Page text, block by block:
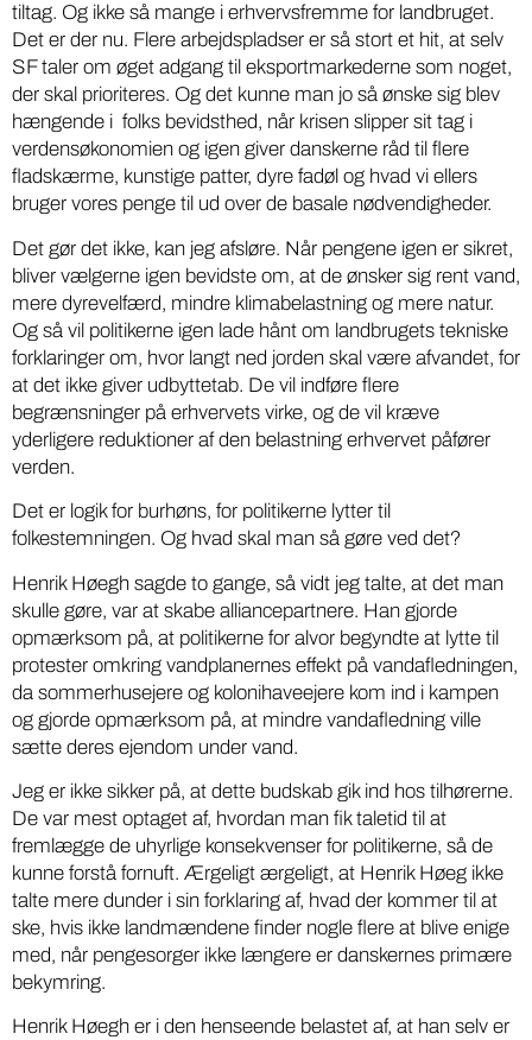
tiltag. Og ikke så mange i erhvervsfremme for landbruget.
Det er der nu. Flere arbejdspladser er så stort et hit, at selv
SF taler om øget adgang til eksportmarkederne som noget,
der skal prioriteres. Og det kunne man jo så ønske sig blev
hængende i folks bevidsthed, når krisen slipper sit tag i
verdensøkonomien og igen giver danskerne råd til flere
fladskærme, kunstige patter, dyre fadøl og hvad vi ellers
bruger vores penge til ud over de basale nødvendigheder.
Det gør det ikke, kan jeg afsløre. Når pengene igen er sikret,
bliver vælgerne igen bevidste om, at de ønsker sig rent vand,
mere dyrevelfærd, mindre klimabelastning og mere natur.
Og så vil politikerne igen lade hånt om landbrugets tekniske
forklaringer om, hvor langt ned jorden skal være afvandet, for
at det ikke giver udbyttetab. De vil indføre flere
begrænsninger på erhvervets virke, og de vil kræve
yderligere reduktioner af den belastning erhvervet påfører
verden.
Det er logik for burhøns, for politikerne lytter til
folkestemningen. Og hvad skal man så gøre ved det?
Henrik Høegh sagde to gange, så vidt jeg talte, at det man
skulle gøre, var at skabe alliancepartnere. Han gjorde
opmærksom på, at politikerne for alvor begyndte at lytte til
protester omkring vandplanernes effekt på vandafledningen,
da sommerhusejere og kolonihaveejere kom ind i kampen
og gjorde opmærksom på, at mindre vandafledning ville
sætte deres ejendom under vand.
Jeg er ikke sikker på, at dette budskab gik ind hos tilhørerne.
De var mest optaget af, hvordan man fik taletid til at
fremlægge de uhyrlige konsekvenser for politikerne, så de
kunne forstå fornuft. Ærgeligt ærgeligt, at Henrik Høeg ikke
talte mere dunder i sin forklaring af, hvad der kommer til at
ske, hvis ikke landmændene finder nogle flere at blive enige
med, når pengesorger ikke længere er danskernes primære
bekymring.
Henrik Høegh er i den henseende belastet af, at han selv er